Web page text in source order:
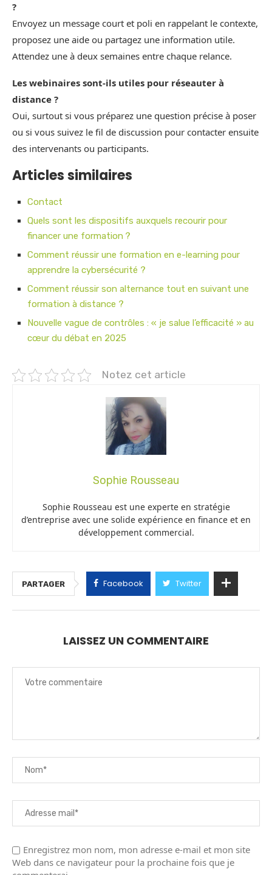
?
Envoyez un message court et poli en rappelant le contexte,
proposez une aide ou partagez une information utile.
Attendez une à deux semaines entre chaque relance.
Les webinaires sont-ils utiles pour réseauter à
distance ?
Oui, surtout si vous préparez une question précise à poser
ou si vous suivez le fil de discussion pour contacter ensuite
des intervenants ou participants.
Articles similaires
Contact
Quels sont les dispositifs auxquels recourir pour
financer une formation ?
Comment réussir une formation en e-learning pour
apprendre la cybersécurité ?
Comment réussir son alternance tout en suivant une
formation à distance ?
Nouvelle vague de contrôles : « je salue l’efficacité » au
cœur du débat en 2025
Notez cet article
Sophie Rousseau
Sophie Rousseau est une experte en stratégie
d’entreprise avec une solide expérience en finance et en
développement commercial.
PARTAGER Facebook Twitter
LAISSEZ UN COMMENTAIRE
Enregistrez mon nom, mon adresse e-mail et mon site
Web dans ce navigateur pour la prochaine fois que je